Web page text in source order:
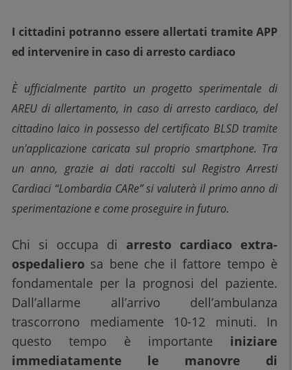
I cittadini potranno essere allertati tramite APP
ed intervenire in caso di arresto cardiaco
È ufficialmente partito un progetto sperimentale di
AREU di allertamento, in caso di arresto cardiaco, del
cittadino laico in possesso del certificato BLSD tramite
un'applicazione caricata sul proprio smartphone. Tra
un anno, grazie ai dati raccolti sul Registro Arresti
Cardiaci “Lombardia CARe” si valuterà il primo anno di
sperimentazione e come proseguire in futuro.
Chi si occupa di arresto cardiaco extra-
ospedaliero sa bene che il fattore tempo è
fondamentale per la prognosi del paziente.
Dall’allarme all’arrivo dell’ambulanza
trascorrono mediamente 10-12 minuti. In
questo tempo è importante iniziare
immediatamente le manovre di